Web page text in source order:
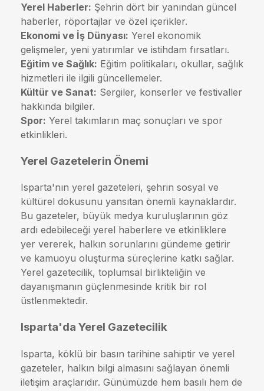
Yerel Haberler: Şehrin dört bir yanından güncel
haberler, röportajlar ve özel içerikler.
Ekonomi ve İş Dünyası: Yerel ekonomik
gelişmeler, yeni yatırımlar ve istihdam fırsatları.
Eğitim ve Sağlık: Eğitim politikaları, okullar, sağlık
hizmetleri ile ilgili güncellemeler.
Kültür ve Sanat: Sergiler, konserler ve festivaller
hakkında bilgiler.
Spor: Yerel takımların maç sonuçları ve spor
etkinlikleri.
Yerel Gazetelerin Önemi
Isparta'nın yerel gazeteleri, şehrin sosyal ve
kültürel dokusunu yansıtan önemli kaynaklardır.
Bu gazeteler, büyük medya kuruluşlarının göz
ardı edebileceği yerel haberlere ve etkinliklere
yer vererek, halkın sorunlarını gündeme getirir
ve kamuoyu oluşturma süreçlerine katkı sağlar.
Yerel gazetecilik, toplumsal birlikteliğin ve
dayanışmanın güçlenmesinde kritik bir rol
üstlenmektedir.
Isparta'da Yerel Gazetecilik
Isparta, köklü bir basın tarihine sahiptir ve yerel
gazeteler, halkın bilgi almasını sağlayan önemli
iletişim araçlarıdır. Günümüzde hem basılı hem de